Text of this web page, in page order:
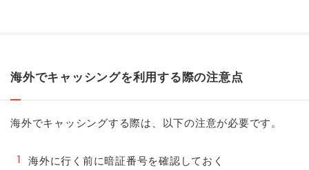
海外でキャッシングを利用する際の注意点
海外でキャッシングする際は、以下の注意が必要です。
海外に行く前に暗証番号を確認しておく